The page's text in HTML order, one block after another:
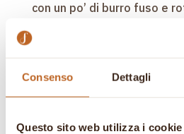
Consenso Dettagli
Questo sito web utilizza i cookie
con un po’ di burro fuso e
zucchero e Rooibois
per circa 15 minuti fino a
un Tè in santa pace e
accompagnare un buon